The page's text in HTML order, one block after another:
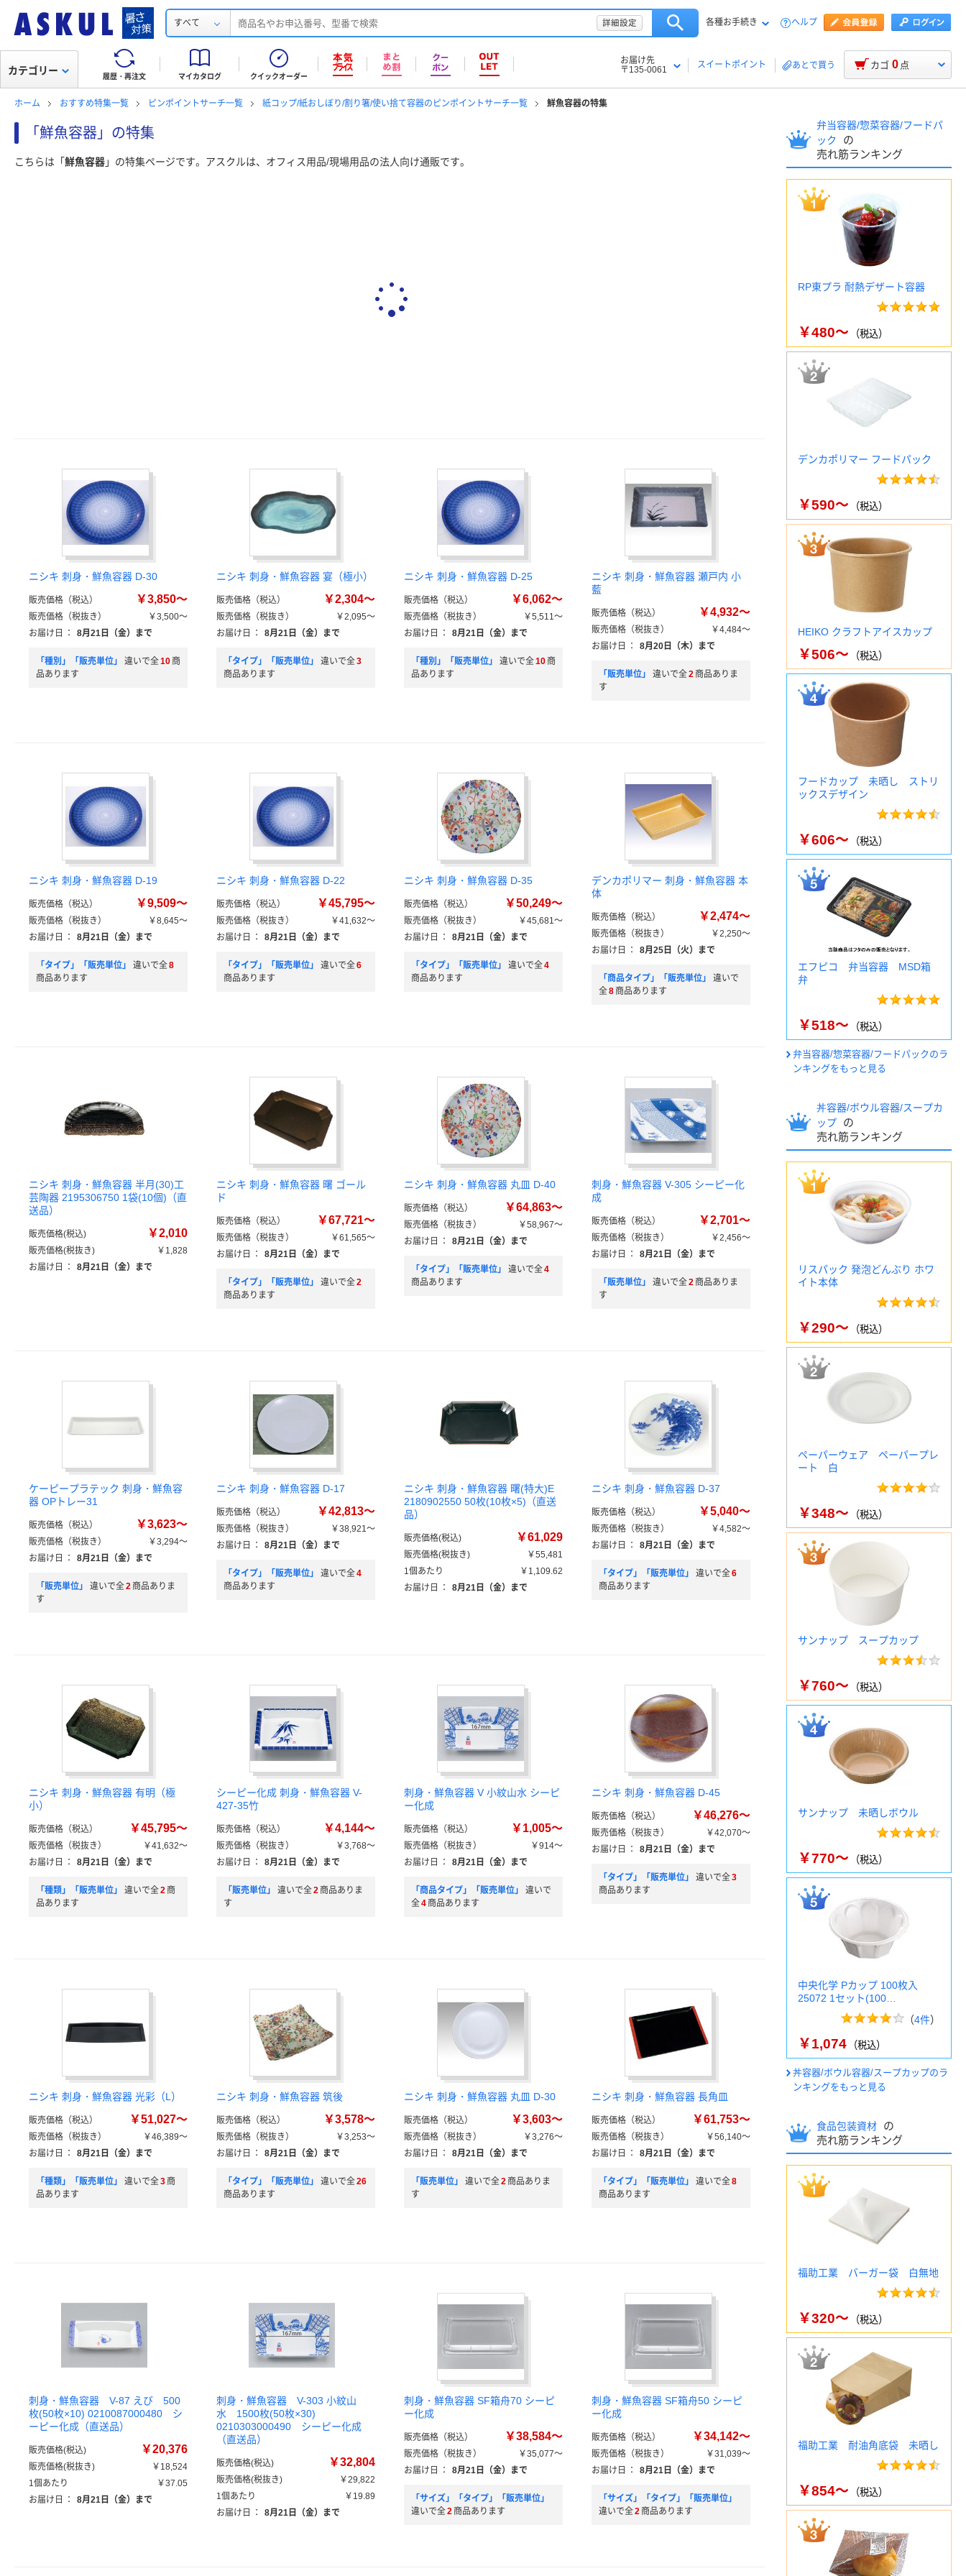
すべて 詳細設定 各種お手続き ヘルプ
履歴・再注文 マイカタログ クイックオーダー
お届け先
〒135-0061
スイートポイント あとで買う
カテゴリー カゴ 0 点
ホーム おすすめ特集一覧 ピンポイントサーチ一覧 紙コップ/紙おしぼり/割り箸/使い捨て容器のピンポイントサーチ一覧 鮮魚容器の特集
「鮮魚容器」の特集
こちらは「鮮魚容器」の特集ページです。アスクルは、オフィス用品/現場用品の法人向け通販です。
ニシキ 刺身・鮮魚容器 D-30
販売価格（税込） ￥3,850～
販売価格（税抜き）
￥3,500～
お届け日
： 8月21日（金）まで
「種別」「販売単位」 違いで全10 商
品あります
ニシキ 刺身・鮮魚容器 宴（極小）
販売価格（税込） ￥2,304～
販売価格（税抜き）
￥2,095～
お届け日
： 8月21日（金）まで
「タイプ」「販売単位」 違いで全3
商品あります
ニシキ 刺身・鮮魚容器 D-25
販売価格（税込） ￥6,062～
販売価格（税抜き）
￥5,511～
お届け日
： 8月21日（金）まで
「種別」「販売単位」 違いで全10 商
品あります
ニシキ 刺身・鮮魚容器 瀬戸内 小
藍
販売価格（税込） ￥4,932～
販売価格（税抜き）
￥4,484～
お届け日
： 8月20日（木）まで
「販売単位」 違いで全2 商品ありま
す
ニシキ 刺身・鮮魚容器 D-19
販売価格（税込） ￥9,509～
販売価格（税抜き）
￥8,645～
お届け日
： 8月21日（金）まで
「タイプ」「販売単位」 違いで全8
商品あります
ニシキ 刺身・鮮魚容器 D-22
販売価格（税込） ￥45,795～
販売価格（税抜き）
￥41,632～
お届け日
： 8月21日（金）まで
「タイプ」「販売単位」 違いで全6
商品あります
ニシキ 刺身・鮮魚容器 D-35
販売価格（税込） ￥50,249～
販売価格（税抜き）
￥45,681～
お届け日
： 8月21日（金）まで
「タイプ」「販売単位」 違いで全4
商品あります
デンカポリマー 刺身・鮮魚容器 本
体
販売価格（税込） ￥2,474～
販売価格（税抜き）
￥2,250～
お届け日
： 8月25日（火）まで
「商品タイプ」「販売単位」
違いで
全8 商品あります
ニシキ 刺身・鮮魚容器 半月(30)工
芸陶器 2195306750 1袋(10個)（直
送品）
販売価格(税込) ￥2,010
販売価格(税抜き)
￥1,828
お届け日
： 8月21日（金）まで
ニシキ 刺身・鮮魚容器 曙 ゴール
ド
販売価格（税込） ￥67,721～
販売価格（税抜き）
￥61,565～
お届け日
： 8月21日（金）まで
「タイプ」「販売単位」 違いで全2
商品あります
ニシキ 刺身・鮮魚容器 丸皿 D-40
販売価格（税込） ￥64,863～
販売価格（税抜き）
￥58,967～
お届け日
： 8月21日（金）まで
「タイプ」「販売単位」 違いで全4
商品あります
刺身・鮮魚容器 V-305 シーピー化
成
販売価格（税込） ￥2,701～
販売価格（税抜き）
￥2,456～
お届け日
： 8月21日（金）まで
「販売単位」 違いで全2 商品ありま
す
ケーピープラテック 刺身・鮮魚容
器 OPトレー31
販売価格（税込） ￥3,623～
販売価格（税抜き）
￥3,294～
お届け日
： 8月21日（金）まで
「販売単位」 違いで全2 商品ありま
す
ニシキ 刺身・鮮魚容器 D-17
販売価格（税込） ￥42,813～
販売価格（税抜き）
￥38,921～
お届け日
： 8月21日（金）まで
「タイプ」「販売単位」 違いで全4
商品あります
ニシキ 刺身・鮮魚容器 曙(特大)E
2180902550 50枚(10枚×5)（直送
品）
販売価格(税込) ￥61,029
販売価格(税抜き)
￥55,481
1個あたり
￥1,109.62
お届け日
： 8月21日（金）まで
ニシキ 刺身・鮮魚容器 D-37
販売価格（税込） ￥5,040～
販売価格（税抜き）
￥4,582～
お届け日
： 8月21日（金）まで
「タイプ」「販売単位」 違いで全6
商品あります
ニシキ 刺身・鮮魚容器 有明（極
小）
販売価格（税込） ￥45,795～
販売価格（税抜き）
￥41,632～
お届け日
： 8月21日（金）まで
「種類」「販売単位」 違いで全2 商
品あります
シーピー化成 刺身・鮮魚容器 V-
427-35竹
販売価格（税込） ￥4,144～
販売価格（税抜き）
￥3,768～
お届け日
： 8月21日（金）まで
「販売単位」 違いで全2 商品ありま
す
刺身・鮮魚容器 V 小紋山水 シーピ
ー化成
販売価格（税込） ￥1,005～
販売価格（税抜き）
￥914～
お届け日
： 8月21日（金）まで
「商品タイプ」「販売単位」
違いで
全4 商品あります
ニシキ 刺身・鮮魚容器 D-45
販売価格（税込） ￥46,276～
販売価格（税抜き）
￥42,070～
お届け日
： 8月21日（金）まで
「タイプ」「販売単位」 違いで全3
商品あります
ニシキ 刺身・鮮魚容器 光彩（L）
販売価格（税込） ￥51,027～
販売価格（税抜き）
￥46,389～
お届け日
： 8月21日（金）まで
「種類」「販売単位」 違いで全3 商
品あります
ニシキ 刺身・鮮魚容器 筑後
販売価格（税込） ￥3,578～
販売価格（税抜き）
￥3,253～
お届け日
： 8月21日（金）まで
「タイプ」「販売単位」 違いで全26
商品あります
ニシキ 刺身・鮮魚容器 丸皿 D-30
販売価格（税込） ￥3,603～
販売価格（税抜き）
￥3,276～
お届け日
： 8月21日（金）まで
「販売単位」 違いで全2 商品ありま
す
ニシキ 刺身・鮮魚容器 長角皿
販売価格（税込） ￥61,753～
販売価格（税抜き）
￥56,140～
お届け日
： 8月21日（金）まで
「タイプ」「販売単位」 違いで全8
商品あります
刺身・鮮魚容器 V-87 えび 500
枚(50枚×10) 0210087000480 シ
ーピー化成（直送品）
販売価格(税込) ￥20,376
販売価格(税抜き)
￥18,524
1個あたり
￥37.05
お届け日
： 8月21日（金）まで
刺身・鮮魚容器 V-303 小紋山
水 1500枚(50枚×30)
0210303000490 シーピー化成
（直送品）
販売価格(税込) ￥32,804
販売価格(税抜き)
￥29,822
1個あたり
￥19.89
お届け日
： 8月21日（金）まで
刺身・鮮魚容器 SF箱舟70 シーピ
ー化成
販売価格（税込） ￥38,584～
販売価格（税抜き）
￥35,077～
お届け日
： 8月21日（金）まで
「サイズ」「タイプ」「販売単位」
違いで全2 商品あります
刺身・鮮魚容器 SF箱舟50 シーピ
ー化成
販売価格（税込） ￥34,142～
販売価格（税抜き）
￥31,039～
お届け日
： 8月21日（金）まで
「サイズ」「タイプ」「販売単位」
違いで全2 商品あります
弁当容器/惣菜容器/フードパ
ック
の
売れ筋ランキング
RP東プラ 耐熱デザート容器
￥480～ （税込）
デンカポリマー フードパック
￥590～ （税込）
HEIKO クラフトアイスカップ
￥506～ （税込）
フードカップ 未晒し ストリ
ックスデザイン
￥606～ （税込）
エフピコ 弁当容器 MSD箱
弁
￥518～ （税込）
弁当容器/惣菜容器/フードパックのラ
ンキングをもっと見る
丼容器/ボウル容器/スープカ
ップ
の
売れ筋ランキング
リスパック 発泡どんぶり ホワ
イト本体
￥290～ （税込）
ペーパーウェア ペーパープレ
ート 白
￥348～ （税込）
サンナップ スープカップ
￥760～ （税込）
サンナップ 未晒しボウル
￥770～ （税込）
中央化学 Pカップ 100枚入
25072 1セット(100…
（4件）
￥1,074 （税込）
丼容器/ボウル容器/スープカップのラ
ンキングをもっと見る
食品包装資材
の
売れ筋ランキング
福助工業 バーガー袋 白無地
￥320～ （税込）
福助工業 耐油角底袋 未晒し
￥854～ （税込）